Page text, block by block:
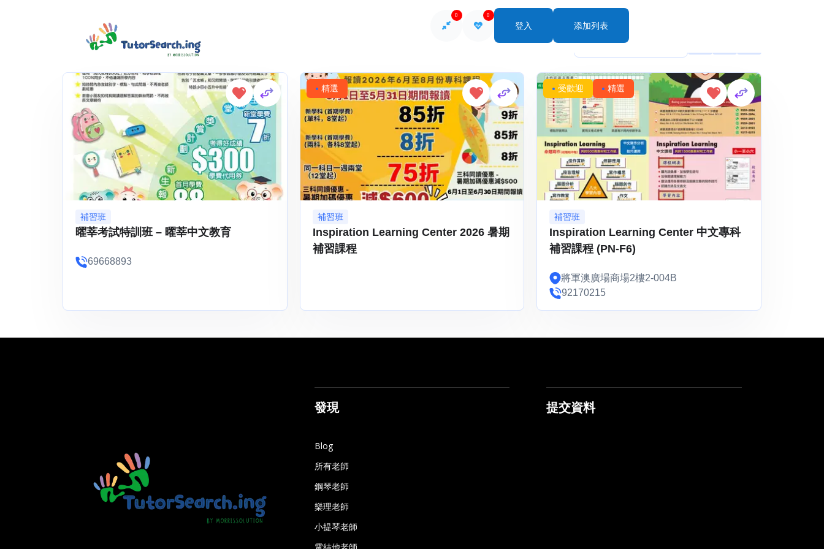
0 0
登入 添加列表
Showing 1-3 of 3 results Sort By:
補習班
曜莘考試特訓班 – 曜莘中文教育
69668893
精選
補習班
Inspiration Learning Center 2026 暑期
補習課程
受歡迎 精選
補習班
Inspiration Learning Center 中文專科
補習課程 (PN-F6)
將軍澳廣場商場2樓2-004B
92170215
發現
Blog
所有老師
鋼琴老師
樂理老師
小提琴老師
提交資料